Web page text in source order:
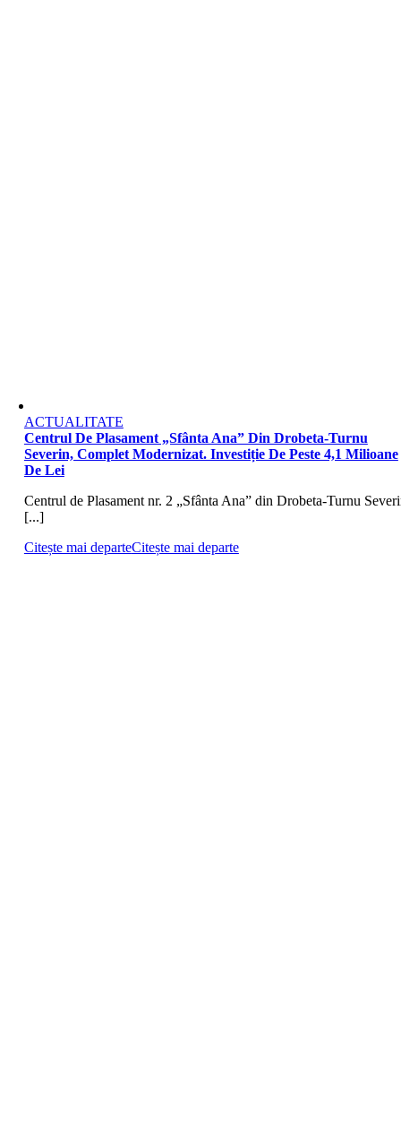
ACTUALITATE
Centrul De Plasament „Sfânta Ana” Din Drobeta-Turnu
Severin, Complet Modernizat. Investiție De Peste 4,1 Milioane
De Lei
Centrul de Plasament nr. 2 „Sfânta Ana” din Drobeta-Turnu
[...]
Citește mai departeCitește mai departe